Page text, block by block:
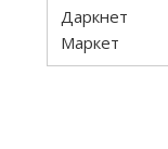
Даркнет
Маркет